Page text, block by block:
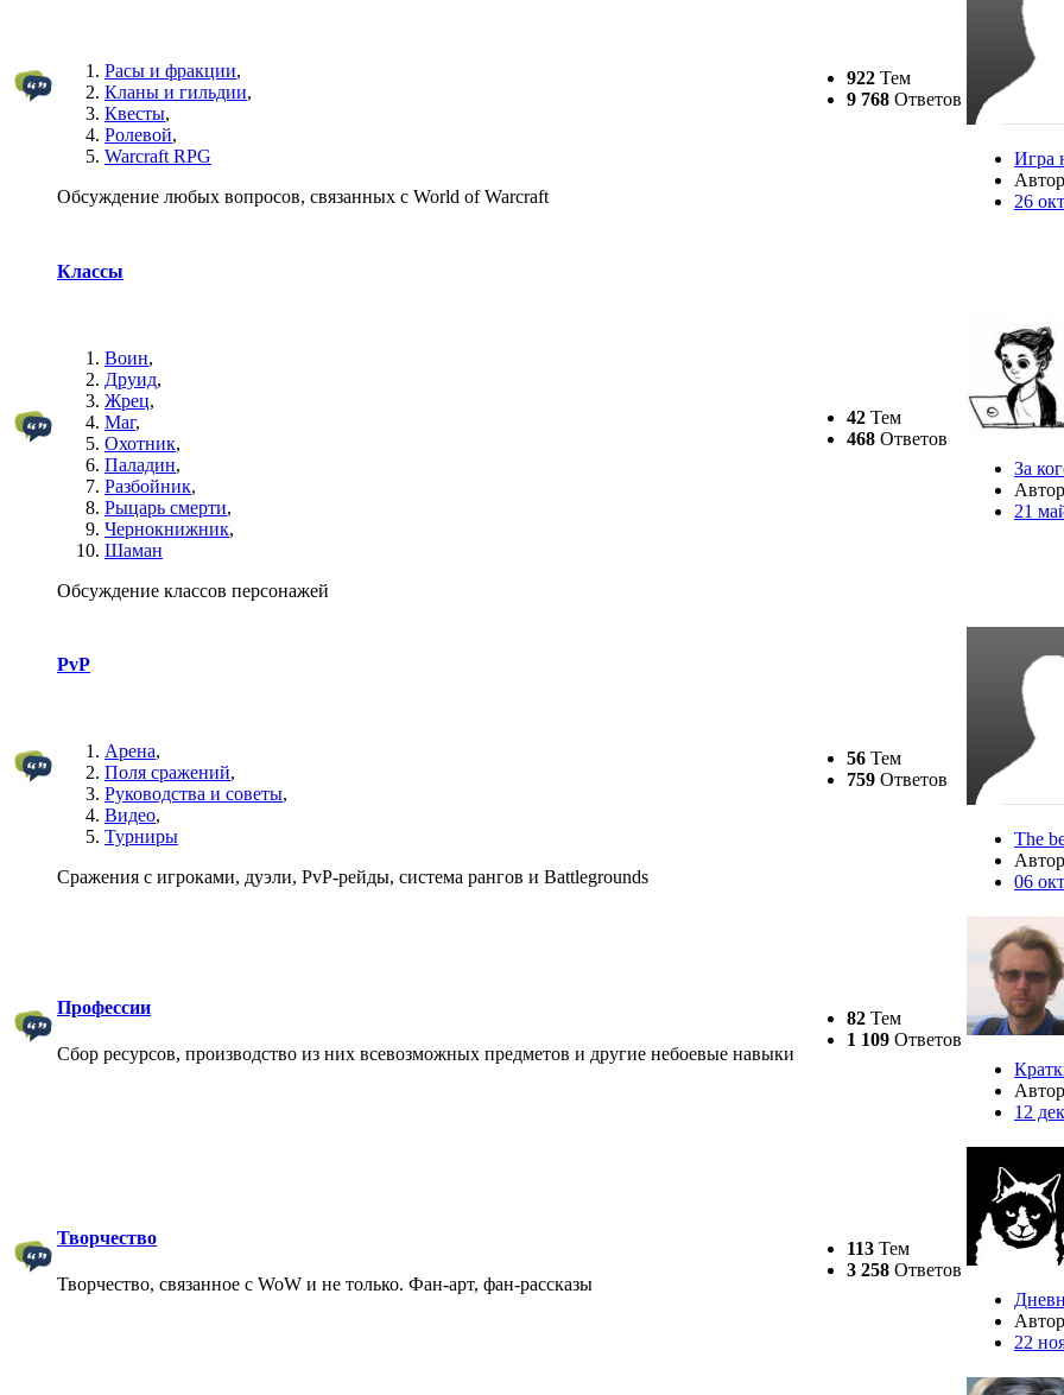
Расы и фракции,
Кланы и гильдии,
Квесты,
Ролевой,
Warcraft RPG
Обсуждение любых вопросов, связанных с World of Warcraft
922 Тем
9 768 Ответов
Игра
26
Классы
Воин,
Друид,
Жрец,
Маг,
Охотник,
Паладин,
Разбойник,
Рыцарь смерти,
Чернокнижник,
Шаман
Обсуждение классов персонажей
42 Тем
468 Ответов
За
21
PvP
Арена,
Поля сражений,
Руководства и советы,
Видео,
Турниры
Сражения с игроками, дуэли, PvP-рейды, система рангов и Battlegrounds
56 Тем
759 Ответов
The
06
Профессии
Сбор ресурсов, производство из них всевозможных предметов и другие небоевые навыки
82 Тем
1 109 Ответов
12
Творчество
Творчество, связанное с WoW и не только. Фан-арт, фан-рассказы
113 Тем
3 258 Ответов
22